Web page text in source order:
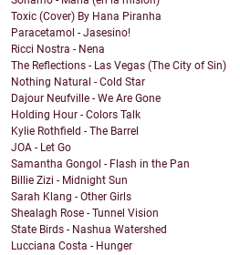
Toxic (Cover) By Hana Piranha
Paracetamol - Jasesino!
Ricci Nostra - Nena
The Reflections - Las Vegas (The City of Sin)
Nothing Natural - Cold Star
Dajour Neufville - We Are Gone
Holding Hour - Colors Talk
Kylie Rothfield - The Barrel
JOA - Let Go
Samantha Gongol - Flash in the Pan
Billie Zizi - Midnight Sun
Sarah Klang - Other Girls
Shealagh Rose - Tunnel Vision
State Birds - Nashua Watershed
Lucciana Costa - Hunger